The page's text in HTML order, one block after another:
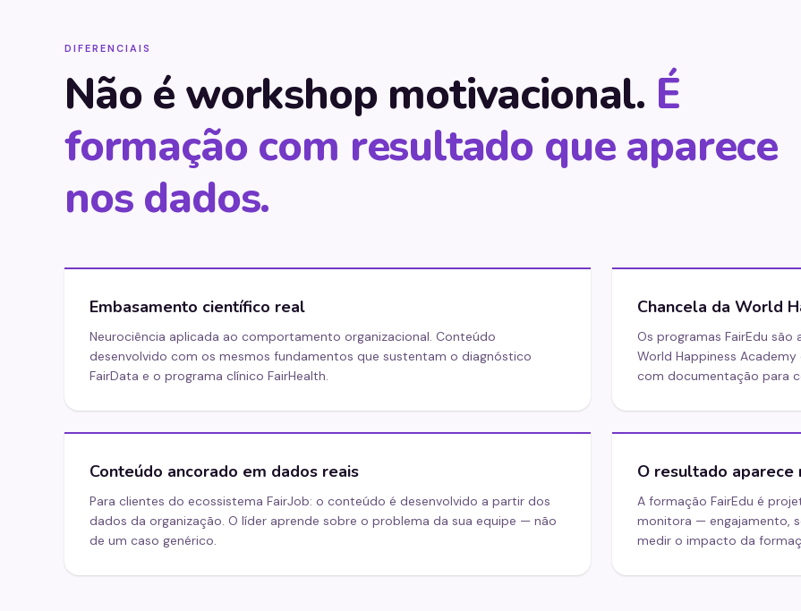
DIFERENCIAIS
Não é workshop motivacional. É
formação com resultado que aparece
nos dados.
Embasamento científico real
Neurociência aplicada ao comportamento organizacional. Conteúdo
desenvolvido com os mesmos fundamentos que sustentam o diagnóstico
FairData e o programa clínico FairHealth.
Chancela da World
Os programas FairEdu
World Happiness
com documentação para
Conteúdo ancorado em dados reais
Para clientes do ecossistema FairJob: o conteúdo é desenvolvido a partir dos
dados da organização. O líder aprende sobre o problema da sua equipe — não
de um caso genérico.
O resultado aparece
A formação FairEdu é
monitora — engajamento,
medir o impacto da